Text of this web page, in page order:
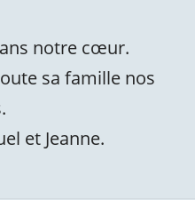
notre cœur.
sa famille nos
et Jeanne.